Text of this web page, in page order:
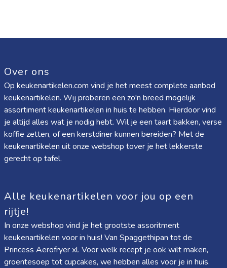
Over ons
Op keukenartikelen.com vind je het meest complete aanbod
keukenartikelen. Wij proberen een zo'n breed mogelijk
assortiment keukenartikelen in huis te hebben. Hierdoor vind
je altijd alles wat je nodig hebt. Wil je een taart bakken, verse
koffie zetten, of een kerstdiner kunnen bereiden? Met de
keukenartikelen uit onze webshop tover je het lekkerste
gerecht op tafel.
Alle keukenartikelen voor jou op een
rijtje!
In onze webshop vind je het grootste assoritment
keukenartikelen voor in huis! Van Spaggethipan tot de
Princess Aerofryer xl. Voor welk recept je ook wilt maken,
groentesoep tot cupcakes, we hebben alles voor je in huis.